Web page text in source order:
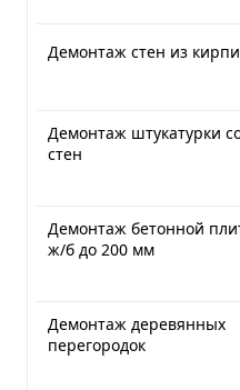
Демонтаж стен из
Демонтаж штукатурки
стен
Демонтаж бетонной
ж/б до 200 мм
Демонтаж деревянных
перегородок